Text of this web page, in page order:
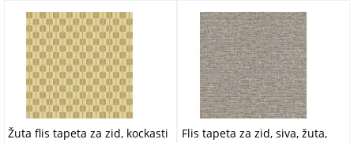
Žuta flis tapeta za zid, kockasti
Flis tapeta za zid, siva, žuta,